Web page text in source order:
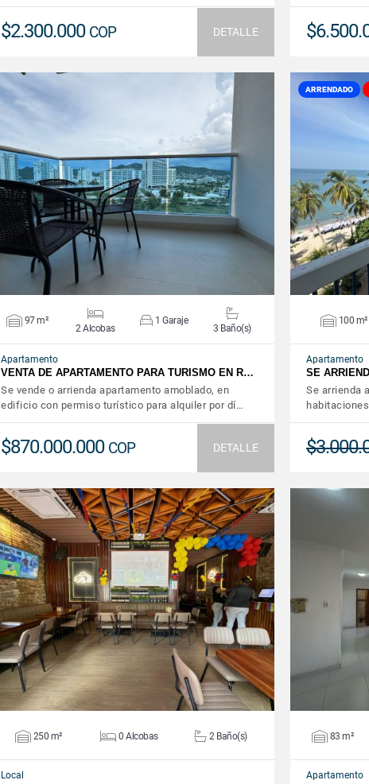
$2.300.000 COP DETALLE
VER DETALLES
97 m²
2 Alcobas
1 Garaje
3 Baño(s)
Apartamento
VENTA DE APARTAMENTO PARA TURISMO EN R…
Se vende o arrienda apartamento amoblado, en
edificio con permiso turístico para alquiler por dí…
$870.000.000 COP DETALLE
ARRENDADO
100 m²
Apartamento
SE
Se arrienda
VER DETALLES
250 m² 0 Alcobas 2 Baño(s)
Local
83 m²
Apartamento